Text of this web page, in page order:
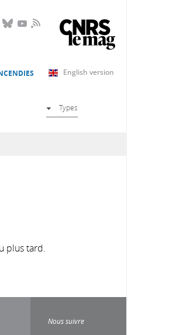
RSS
English version
Types
plus tard.
Nous suivre